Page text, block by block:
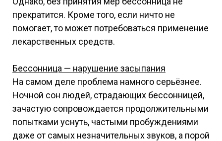
прекратится. Кроме того, если ничто не
помогает, то может потребоваться применение
лекарственных средств.
Бессонница — нарушение засыпания
На самом деле проблема намного серьёзнее.
Ночной сон людей, страдающих бессонницей,
зачастую сопровождается продолжительными
попытками уснуть, частыми пробуждениями
даже от самых незначительных звуков, а порой